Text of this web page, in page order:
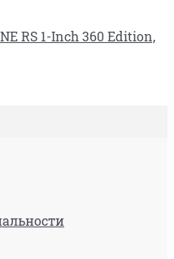
RS 1-Inch 360 Edition,